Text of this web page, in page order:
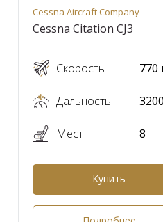
Cessna Aircraft Company
Cessna Citation CJ3
Скорость
Дальность
Мест
770
8
Купить